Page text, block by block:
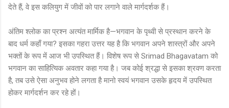
देते हैं, वे इस कलियुग में जीवों को पार लगाने वाले मार्गदर्शक हैं।
अंतिम श्लोक का प्रश्न अत्यंत मार्मिक है—भगवान के पृथ्वी से प्रस्थान करने के
बाद धर्म कहाँ गया? इसका गहरा उत्तर यह है कि भगवान अपने शास्त्रों और अपने
भक्तों के रूप में आज भी उपस्थित हैं। विशेष रूप से Srimad Bhagavatam को
भगवान का साहित्यिक अवतार कहा गया है। जब कोई श्रद्धा से इसका श्रवण करता
है, तब उसे ऐसा अनुभव होने लगता है मानो स्वयं भगवान उसके हृदय में उपस्थित
होकर मार्गदर्शन कर रहे हों।